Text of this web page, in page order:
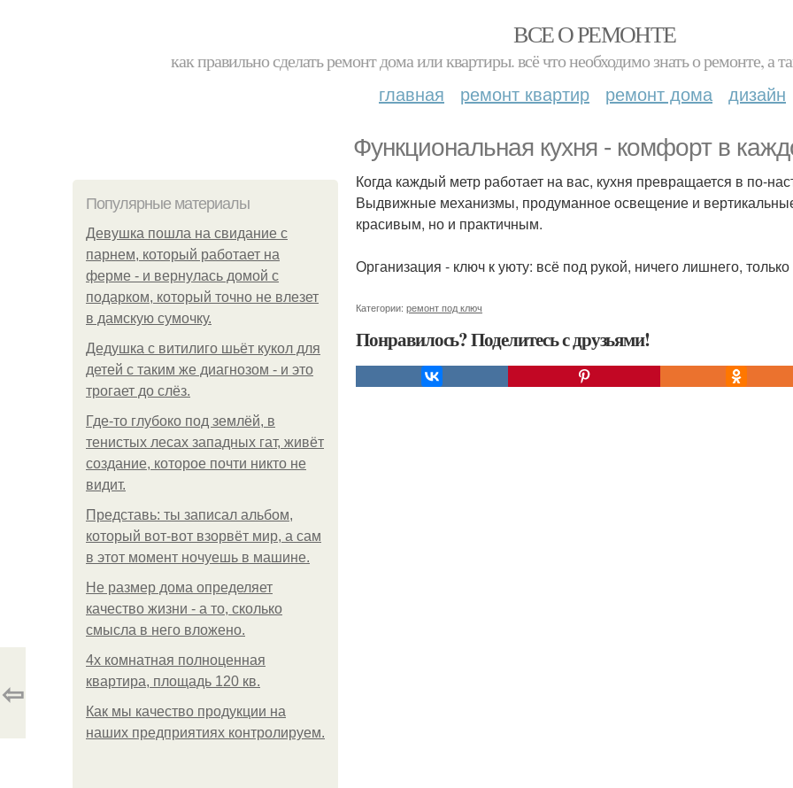
ВСЕ О РЕМОНТЕ
как правильно сделать ремонт дома или квартиры. всё что необходимо знать о ремонте,
главная ремонт квартир ремонт дома дизайн
Функциональная кухня - комфорт в
Популярные материалы
Девушка пошла на свидание с
парнем, который работает на
ферме - и вернулась домой с
подарком, который точно не влезет
в дамскую сумочку.
Дедушка с витилиго шьёт кукол для
детей с таким же диагнозом - и это
трогает до слёз.
Где-то глубоко под землёй, в
тенистых лесах западных гат, живёт
создание, которое почти никто не
видит.
Представь: ты записал альбом,
который вот-вот взорвёт мир, а сам
в этот момент ночуешь в машине.
Не размер дома определяет
качество жизни - а то, сколько
смысла в него вложено.
4x комнатная полноценная
квартира, площадь 120 кв.
Как мы качество продукции на
наших предприятиях контролируем.
Когда каждый метр работает на вас, кухня превращается в по-
Выдвижные механизмы, продуманное освещение и
красивым, но и практичным.
Организация - ключ к уюту: всё под рукой, ничего лишнего,
Категории: ремонт под ключ
Понравилось? Поделитесь с друзьями!
⇦